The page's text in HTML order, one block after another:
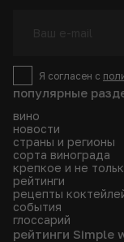
популярные
вино
новости
страны и регионы
сорта винограда
крепкое и не
рейтинги
рецепты
события
глоссарий
рейтинги Simple
Я согласен с